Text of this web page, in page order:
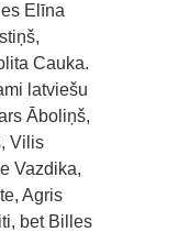
Elīna
Cauka.
latviešu
Āboliņš,
Vilis
Vazdika,
Agris
bet Billes